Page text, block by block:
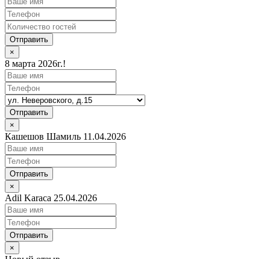
Отправить
×
8 марта 2026г.!
Отправить
×
Кашешов Шамиль 11.04.2026
Отправить
×
Adil Karaca 25.04.2026
Отправить
×